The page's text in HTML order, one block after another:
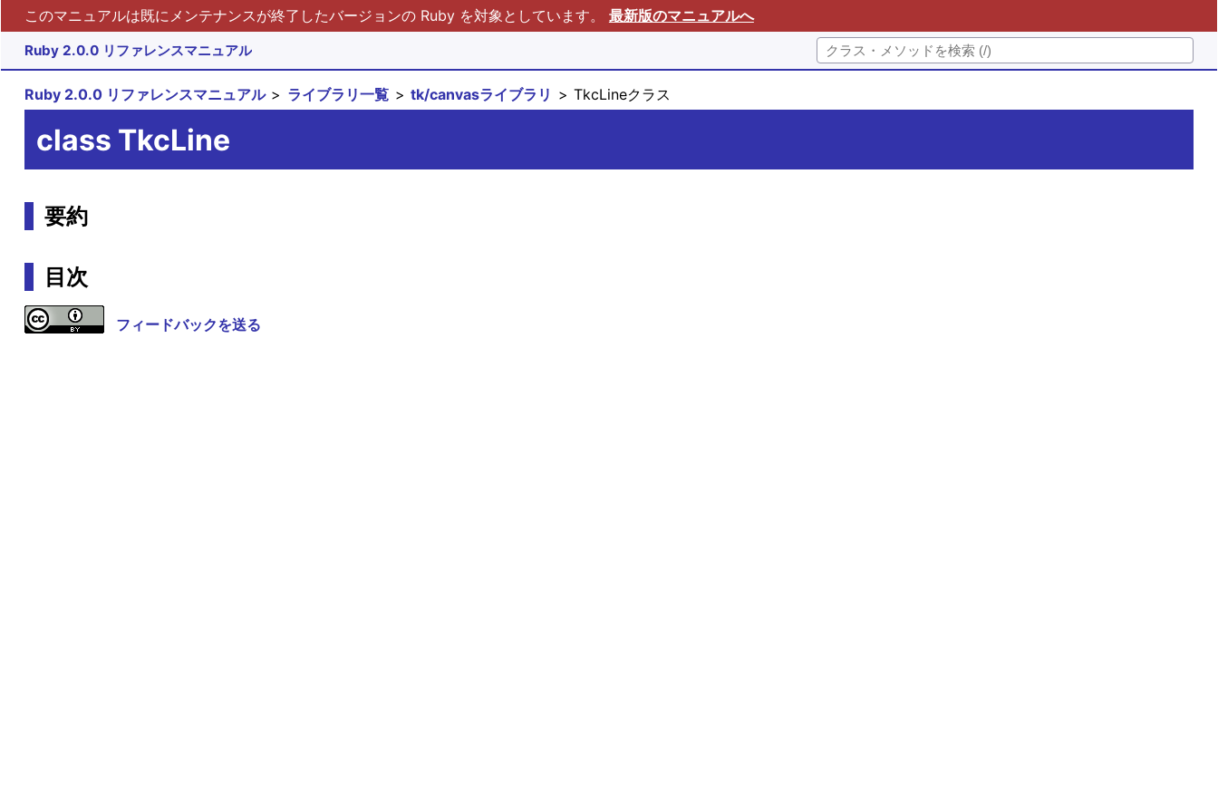
このマニュアルは既にメンテナンスが終了したバージョンの Ruby を対象としています。 最新版のマニュアルへ
Ruby 2.0.0 リファレンスマニュアル
Ruby 2.0.0 リファレンスマニュアル ライブラリ一覧 tk/canvasライブラリ TkcLineクラス
class TkcLine
要約
目次
フィードバックを送る